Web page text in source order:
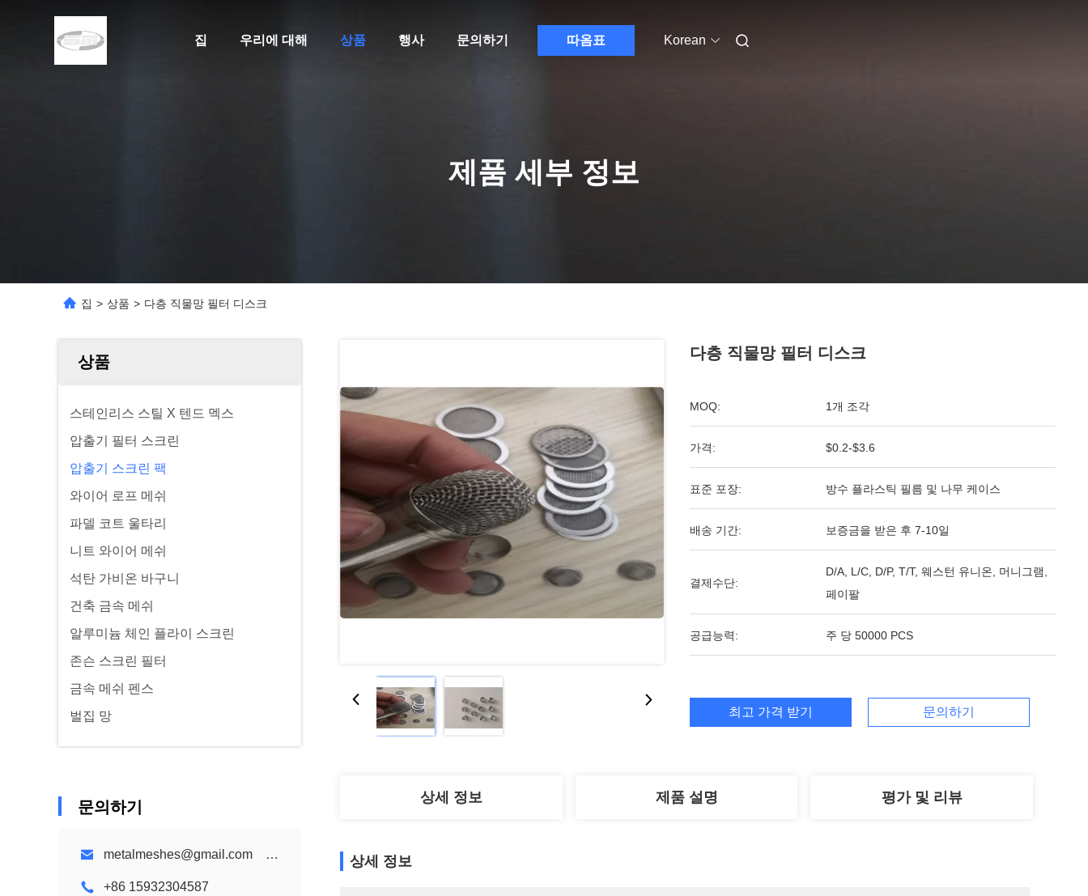
집 우리에 대해 상품 행사 문의하기 따옴표 Korean
제품 세부 정보
집 > 상품 > 다층 직물망 필터 디스크
상품
스테인리스 스틸 X 텐드 멕스
압출기 필터 스크린
압출기 스크린 팩
와이어 로프 메쉬
파델 코트 울타리
니트 와이어 메쉬
석탄 가비온 바구니
건축 금속 메쉬
알루미늄 체인 플라이 스크린
존슨 스크린 필터
금속 메쉬 펜스
벌집 망
문의하기
metalmeshes@gmail.com karen@bmmetalmesh.com
+86 15932304587
다층 직물망 필터 디스크
MOQ: 1개 조각
가격: $0.2-$3.6
표준 포장: 방수 플라스틱 필름 및 나무 케이스
배송 기간: 보증금을 받은 후 7-10일
결제수단:
D/A, L/C, D/P, T/T, 웨스턴 유니온, 머니그램,
페이팔
공급능력: 주 당 50000 PCS
최고 가격 받기 문의하기
상세 정보 제품 설명 평가 및 리뷰
상세 정보